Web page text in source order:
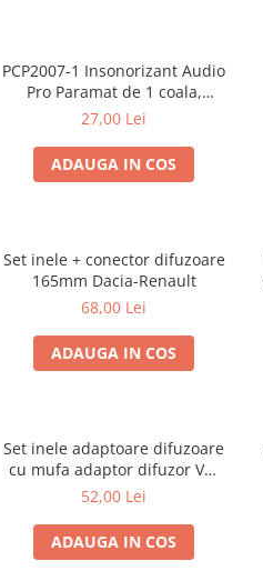
PCP2007-1 Insonorizant Audio
Pro Paramat de 1 coala,
spuma de 6mm grosime,
27,00 Lei
ADAUGA IN COS
Set inele + conector difuzoare
165mm Dacia-Renault
68,00 Lei
ADAUGA IN COS
Set inele adaptoare difuzoare
cu mufa adaptor difuzor VW
Passat B5/B5.5
52,00 Lei
ADAUGA IN COS